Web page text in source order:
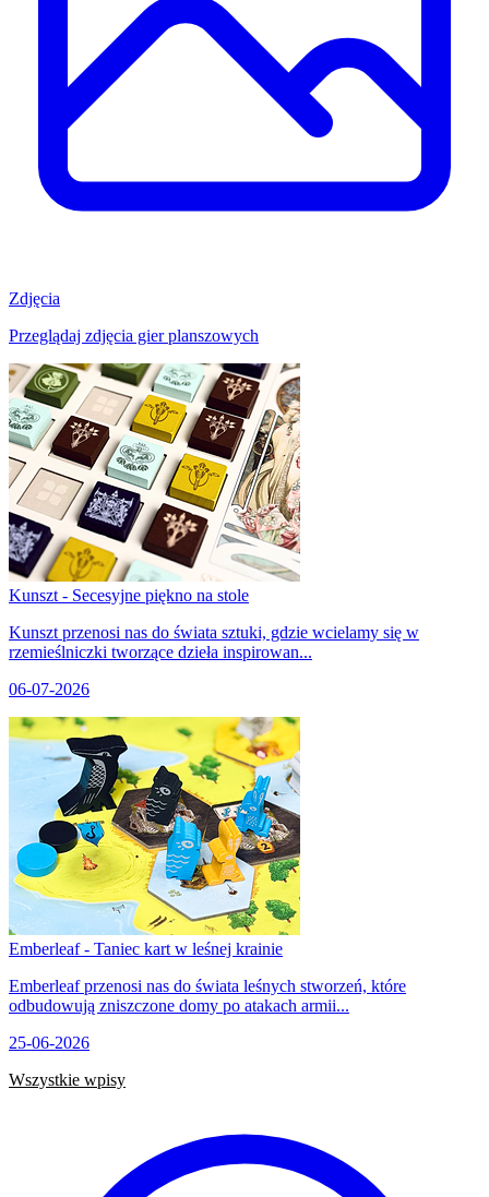
Zdjęcia
Przeglądaj zdjęcia gier planszowych
Kunszt - Secesyjne piękno na stole
Kunszt przenosi nas do świata sztuki, gdzie wcielamy się w
rzemieślniczki tworzące dzieła inspirowan...
06-07-2026
Emberleaf - Taniec kart w leśnej krainie
Emberleaf przenosi nas do świata leśnych stworzeń, które
odbudowują zniszczone domy po atakach armii...
25-06-2026
Wszystkie wpisy